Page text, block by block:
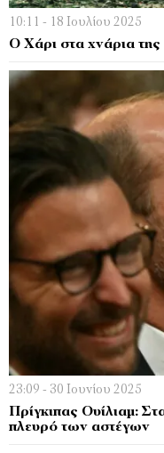
10:11 - 18 Ιουλίου 2025
Ο Χάρι στα χνάρια
23:09 - 30 Ιουνίου 2025
Πρίγκιπας Ουίλιαμ:
πλευρό των αστέγων